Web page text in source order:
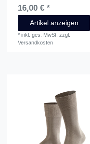
16,00 € *
Artikel anzeigen
*inkl. ges. MwSt. zzgl.
Versandkosten